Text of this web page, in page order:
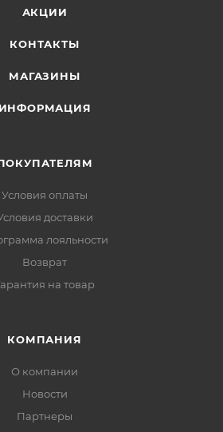
микрофибра в подкладке:
и стильный внутренний вид
АКЦИИ
КОНТАКТЫ
МАГАЗИНЫ
ИНФОРМАЦИЯ
Условия оплаты
доставки
лояльности
Возврат
на товар
КОМПАНИЯ
О компании
Новости
Партнеры